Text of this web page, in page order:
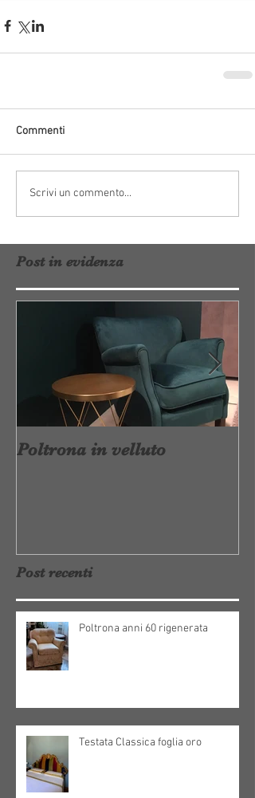
Commenti
Scrivi un commento...
Post in evidenza
Poltrona in velluto
Post recenti
Poltrona anni 60 rigenerata
Testata Classica foglia oro